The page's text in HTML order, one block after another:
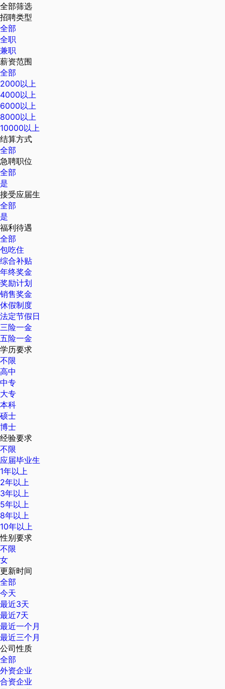
全部筛选
招聘类型
全部
全职
兼职
薪资范围
全部
2000以上
4000以上
6000以上
8000以上
10000以上
结算方式
全部
急聘职位
全部
是
接受应届生
全部
是
福利待遇
全部
包吃住
综合补贴
年终奖金
奖励计划
销售奖金
休假制度
法定节假日
三险一金
五险一金
学历要求
不限
高中
中专
大专
本科
硕士
博士
经验要求
不限
应届毕业生
1年以上
2年以上
3年以上
5年以上
8年以上
10年以上
性别要求
不限
女
更新时间
全部
今天
最近3天
最近7天
最近一个月
最近三个月
公司性质
全部
外资企业
合资企业